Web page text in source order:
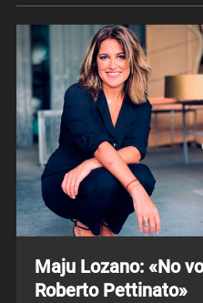
Maju Lozano: «No
Roberto Pettinato»